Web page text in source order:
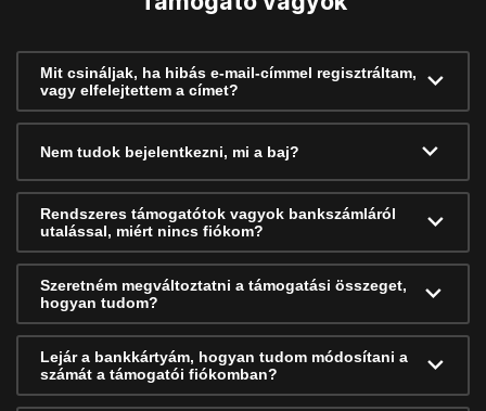
Mit csináljak, ha hibás e-mail-címmel regisztráltam,
vagy elfelejtettem a címet?
Nem tudok bejelentkezni, mi a baj?
Rendszeres támogatótok vagyok bankszámláról
utalással, miért nincs fiókom?
Szeretném megváltoztatni a támogatási összeget,
hogyan tudom?
Lejár a bankkártyám, hogyan tudom módosítani a
számát a támogatói fiókomban?